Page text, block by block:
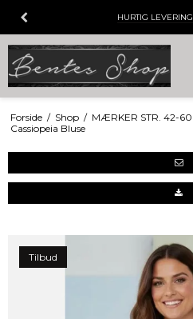
HURTIG LEVERING
Forside / Shop / MÆRKER STR. 42-60
Cassiopeia Bluse
Tilbud